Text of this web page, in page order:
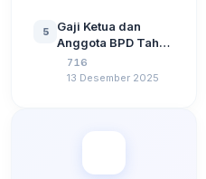
Berdasarkan UU No
3 Tahun 2024
5
Gaji Ketua dan
Anggota BPD Tahun
2026, Berapa
Besarannya? Ada
716
13 Desember 2025